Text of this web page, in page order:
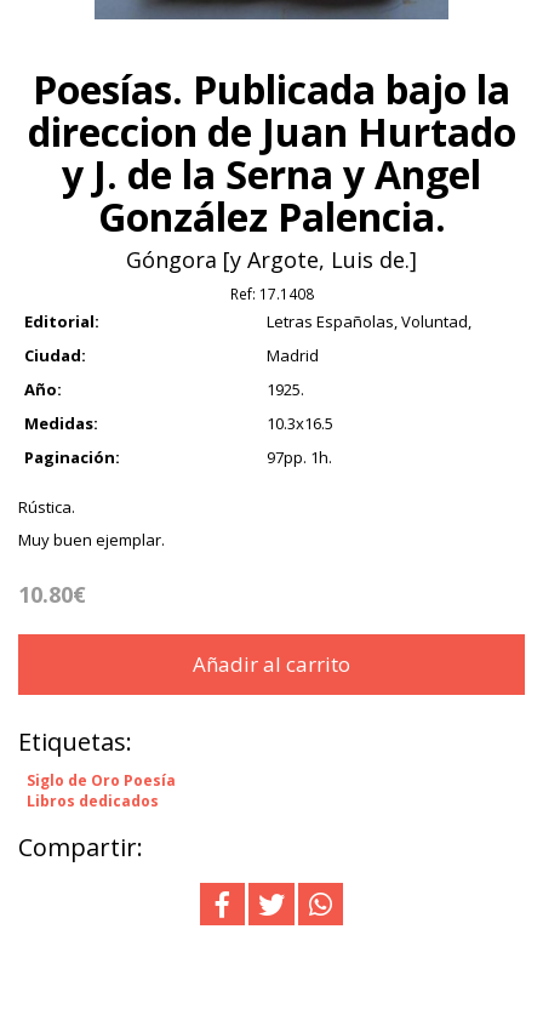
Poesías. Publicada bajo la
direccion de Juan Hurtado
y J. de la Serna y Angel
González Palencia.
Góngora [y Argote, Luis de.]
Ref: 17.1408
Editorial:
Letras Españolas, Voluntad,
Ciudad:
Madrid
Año:
1925.
Medidas:
10.3x16.5
Paginación:
97pp. 1h.
Rústica.
Muy buen ejemplar.
10.80€
Añadir al carrito
Etiquetas:
Siglo de Oro Poesía
Libros dedicados
Compartir: